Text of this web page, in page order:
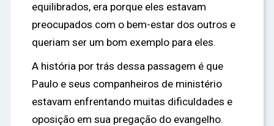
equilibrados, era porque eles estavam
preocupados com o bem-estar dos outros e
queriam ser um bom exemplo para eles.
A história por trás dessa passagem é que
Paulo e seus companheiros de ministério
estavam enfrentando muitas dificuldades e
oposição em sua pregação do evangelho.